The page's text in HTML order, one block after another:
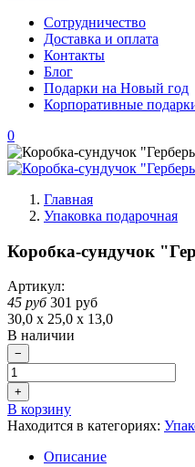
Сотрудничество
Доставка и оплата
Контакты
Блог
Подарки на Новый год
Корпоративные
0
Главная
Упаковка подарочная
Коробка-сундучок
Артикул:
45 руб 301 руб
30,0 х 25,0 х 13,0
В наличии
−
+
В корзину
Находится в категориях:
Описание